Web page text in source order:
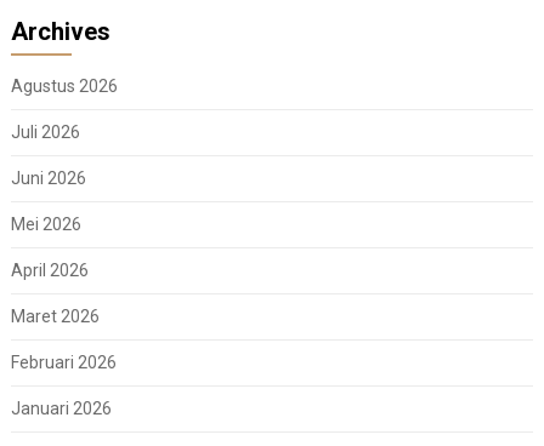
Archives
Agustus 2026
Juli 2026
Juni 2026
Mei 2026
April 2026
Maret 2026
Februari 2026
Januari 2026